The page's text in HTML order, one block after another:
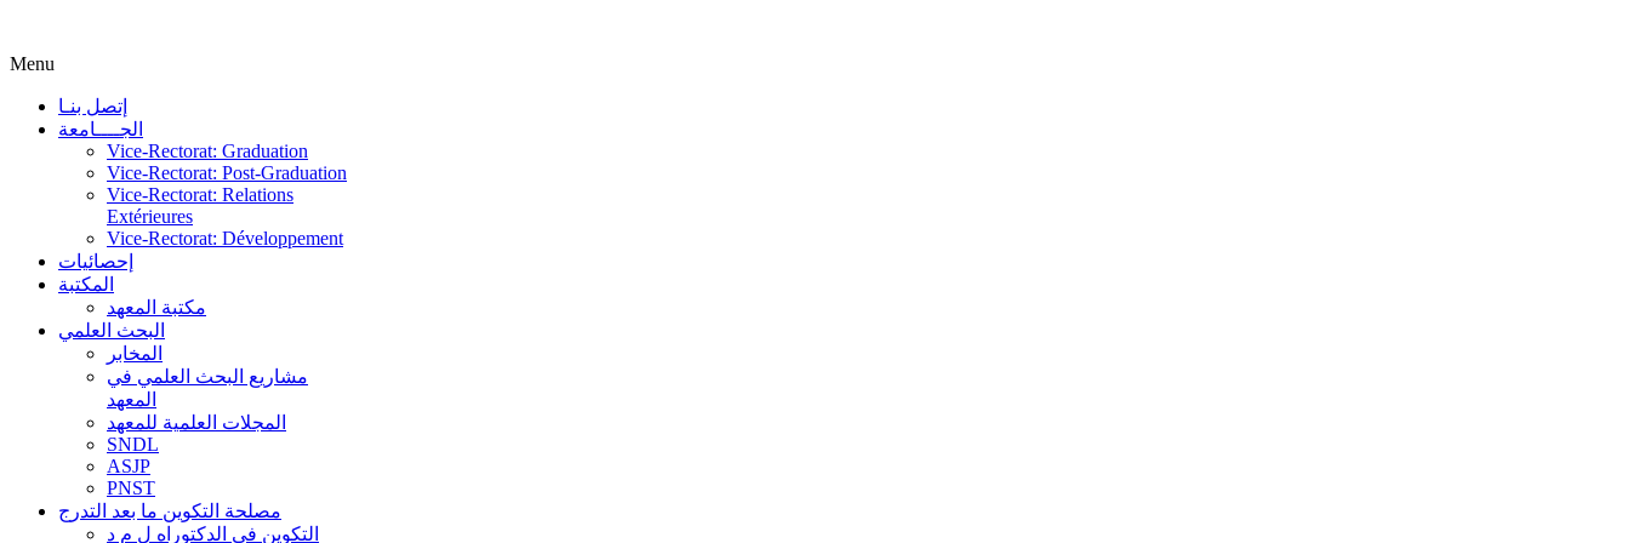
Menu
إتصل بنـا
الجــــامعة
Vice-Rectorat: Graduation
Vice-Rectorat: Post-Graduation
Vice-Rectorat: Relations
Extérieures
Vice-Rectorat: Développement
إحصائيات
المكتبة
مكتبة المعهد
البحث العلمي
المخابر
مشاريع البحث العلمي في
المعهد
المجلات العلمية للمعهد
SNDL
ASJP
PNST
مصلحة التكوين ما بعد التدرج
التكوين في الدكتوراه ل م د